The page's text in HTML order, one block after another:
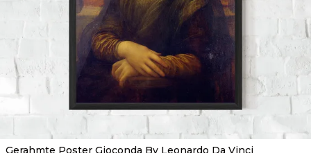
Gerahmte Poster Gioconda By Leonardo Da Vinci